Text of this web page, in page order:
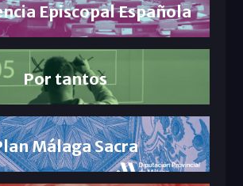
Episcopal Española
Por tantos
Málaga Sacra